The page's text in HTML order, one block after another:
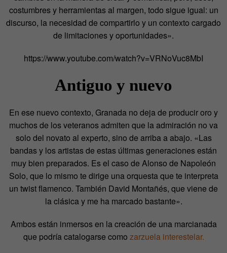
costumbres y herramientas al margen, todo sigue igual: un
discurso, la necesidad de compartirlo y un contexto cargado
de limitaciones y oportunidades».
https://www.youtube.com/watch?v=VRNoVuc8MbI
Antiguo y nuevo
En ese nuevo contexto, Granada no deja de producir oro y
muchos de los veteranos admiten que la admiración no va
solo del novato al experto, sino de arriba a abajo. «Las
bandas y los artistas de estas últimas generaciones están
muy bien preparados. Es el caso de Alonso de Napoleón
Solo, que lo mismo te dirige una orquesta que te interpreta
un twist flamenco. También David Montañés, que viene de
la clásica y me ha marcado bastante».
Ambos están inmersos en la creación de una marcianada
que podría catalogarse como zarzuela interestelar.